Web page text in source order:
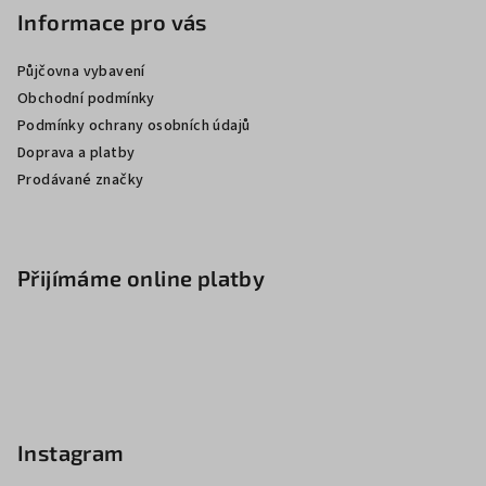
Informace pro vás
Půjčovna vybavení
Obchodní podmínky
Podmínky ochrany osobních údajů
Doprava a platby
Prodávané značky
Přijímáme online platby
Instagram